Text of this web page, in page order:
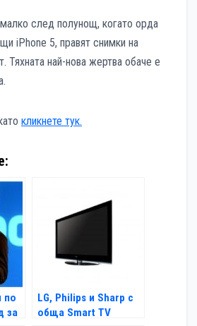
след полунощ, когато орда
iPhone 5, правят снимки на
Тяхната най-нова жертва обаче е
кликнете тук.
по
за
LG, Philips и Sharp с
обща Smart TV